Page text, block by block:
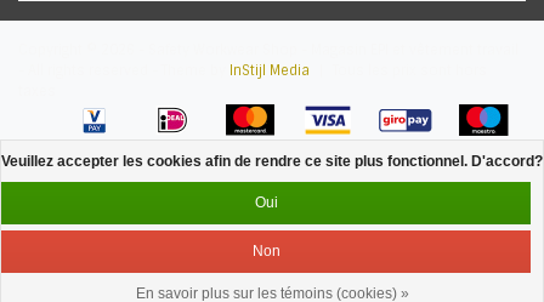
InStijl Media
Menu Se connecter
Veuillez accepter les cookies afin de rendre ce site plus fonctionnel. D'accord?
Oui
Non
En savoir plus sur les témoins (cookies) »